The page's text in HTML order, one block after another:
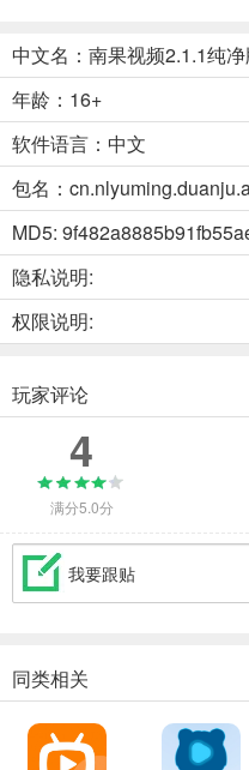
中文名：南果视频2.1.1纯净
年龄：16+
软件语言：中文
包名：
MD5:
隐私说明:
权限说明:
玩家评论
4
满分5.0分
我要跟贴
同类相关